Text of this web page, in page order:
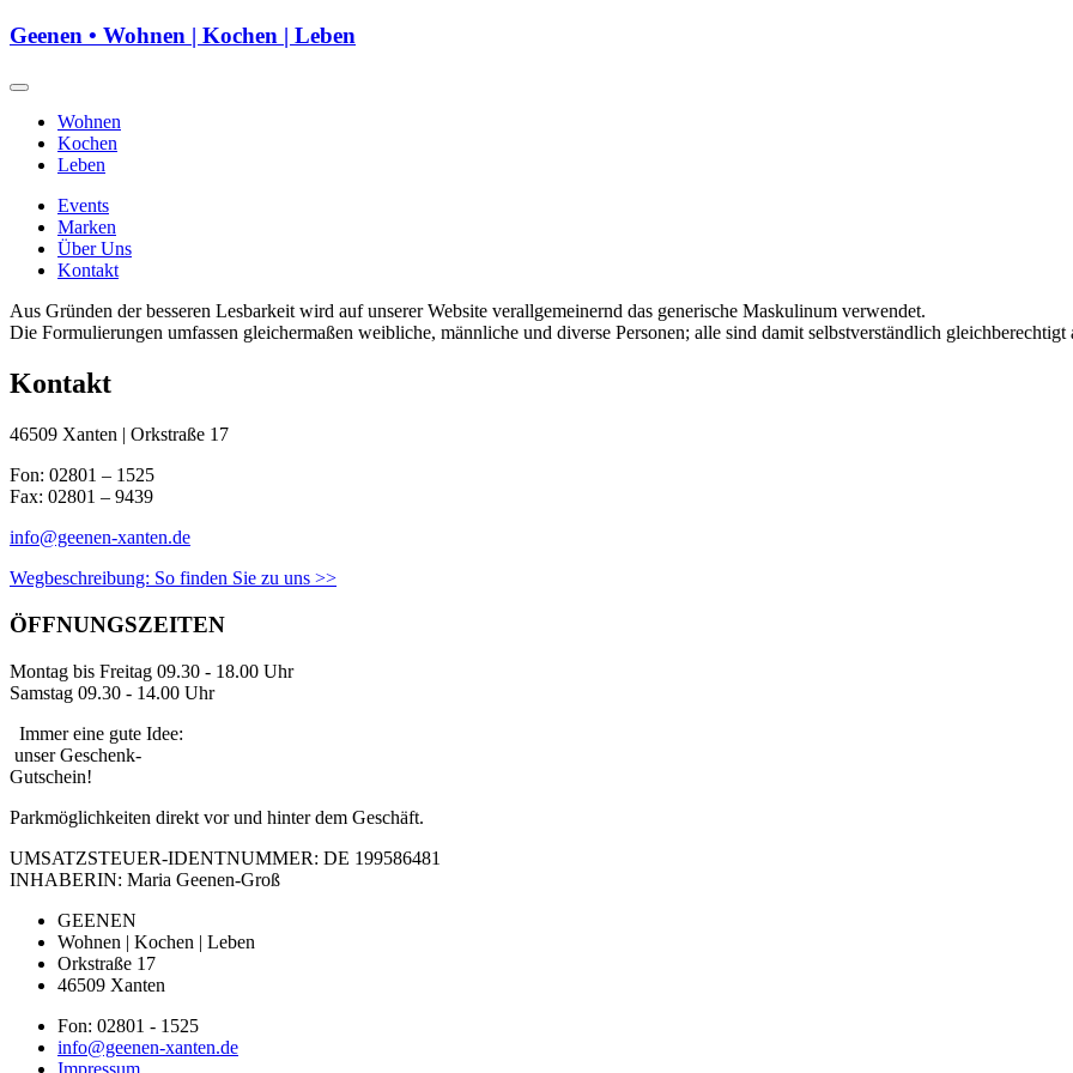
Geenen • Wohnen | Kochen | Leben
Wohnen
Kochen
Leben
Events
Marken
Über Uns
Kontakt
Aus Gründen der besseren Lesbarkeit wird auf unserer Website verallgemeinernd das generische Maskulinum verwendet.
Die Formulierungen umfassen gleichermaßen weibliche, männliche und diverse Personen; alle sind damit selbstverständlich gleichberechtigt
Kontakt
46509 Xanten | Orkstraße 17
Fon: 02801 – 1525
Fax: 02801 – 9439
info@geenen-xanten.de
Wegbeschreibung: So finden Sie zu uns >>
ÖFFNUNGSZEITEN
Montag bis Freitag 09.30 - 18.00 Uhr
Samstag 09.30 - 14.00 Uhr
Immer eine gute Idee:
unser Geschenk-
Gutschein!
Parkmöglichkeiten direkt vor und hinter dem Geschäft.
UMSATZSTEUER-IDENTNUMMER: DE 199586481
INHABERIN: Maria Geenen-Groß
GEENEN
Wohnen | Kochen | Leben
Orkstraße 17
46509 Xanten
Fon: 02801 - 1525
info@geenen-xanten.de
Impressum